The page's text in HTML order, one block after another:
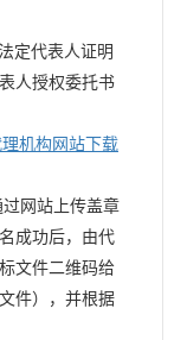
定代表人证明
人授权委托书
机构网站下载
网站上传盖章
成功后，由代
文件二维码给
件），并根据